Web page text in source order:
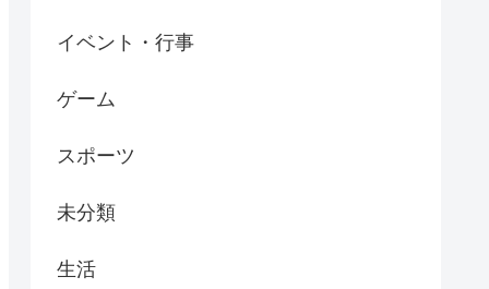
イベント・行事
ゲーム
スポーツ
未分類
生活